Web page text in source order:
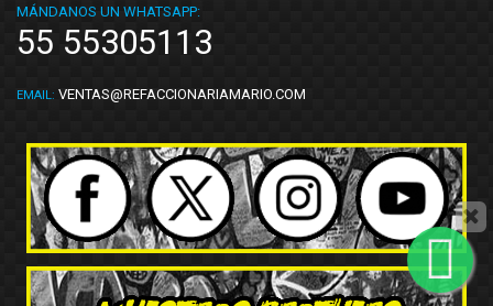
MÁNDANOS UN WHATSAPP:
55 55305113
EMAIL: VENTAS@REFACCIONARIAMARIO.COM